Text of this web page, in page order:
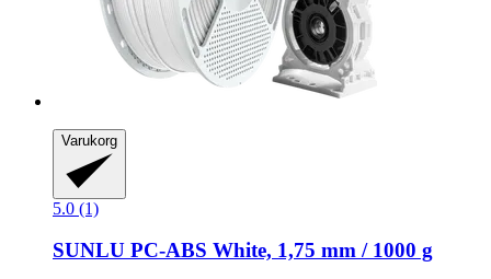
Varukorg
5.0 (1)
SUNLU PC-​ABS White, 1,75 mm / 1000 g